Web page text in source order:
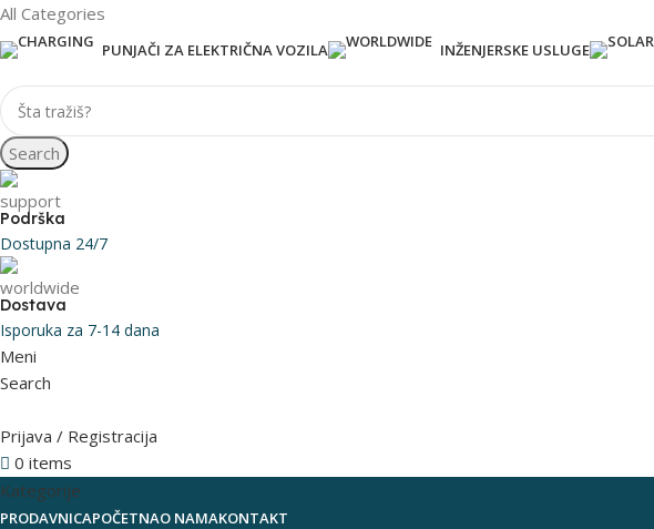
All Categories
PUNJAČI ZA ELEKTRIČNA VOZILA INŽENJERSKE USLUGE
Search
Podrška
Dostupna 24/7
Dostava
Isporuka za 7-14 dana
Meni
Search
Prijava / Registracija
0 items
Kategorije
PRODAVNICAPOČETNAO NAMAKONTAKT